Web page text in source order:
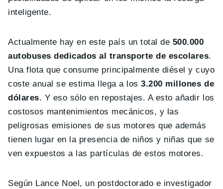
inteligente.
Actualmente hay en este país un total de 500.000
autobuses dedicados al transporte de escolares.
Una flota que consume principalmente diésel y cuyo
coste anual se estima llega a los3.200 millones de
dólares. Y eso sólo en repostajes. A esto añadir los
costosos mantenimientos mecánicos, y las
peligrosas emisiones de sus motores que además
tienen lugar en la presencia de niños y niñas que se
ven expuestos a las partículas de estos motores.
Según Lance Noel, un postdoctorado e investigador